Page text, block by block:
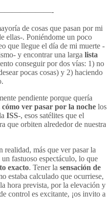
de cosas que pasan por mi
ellas-. Poniéndome un poco
que llegue el día de mi muerte -
y encontrar una larga lista
conseguir por dos vías: 1) no
pocas cosas) y 2) haciendo
pendiente porque quería
cómo ver pasar por la noche los
ISS-, esos satélites que el
que orbiten alrededor de nuestra
más que ver pasar la
fastuoso espectáculo, lo que
exacto. Tener la sensación de
estaba calculado que ocurriese,
hora prevista, por la elevación y
control es excitante, ¡os invito a